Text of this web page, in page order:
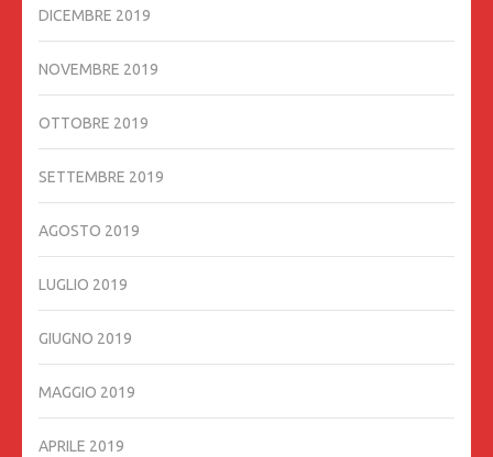
DICEMBRE 2019
NOVEMBRE 2019
OTTOBRE 2019
SETTEMBRE 2019
AGOSTO 2019
LUGLIO 2019
GIUGNO 2019
MAGGIO 2019
APRILE 2019